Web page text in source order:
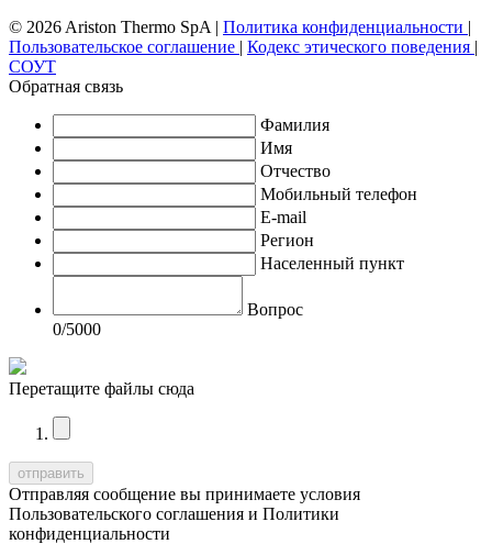
© 2026 Ariston Thermo SpA | Политика конфиденциальности |
Пользовательское соглашение | Кодекс этического поведения |
СОУТ
Обратная связь
Фамилия
Имя
Отчество
Мобильный телефон
E-mail
Регион
Населенный пункт
Вопрос
0/5000
Перетащите файлы сюда
Отправляя сообщение вы принимаете условия
Пользовательского соглашения и Политики
конфиденциальности